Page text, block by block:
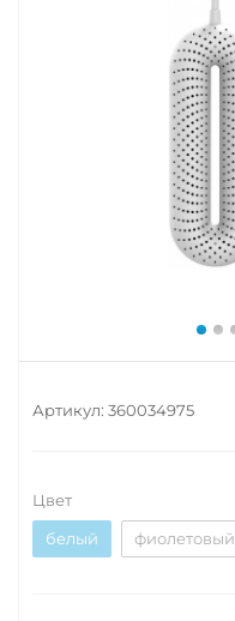
Артикул: 360034975
Цвет
белый
фиолетовый